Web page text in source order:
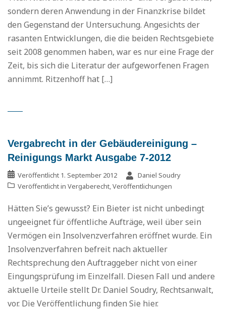
sondern deren Anwendung in der Finanzkrise bildet
den Gegenstand der Untersuchung. Angesichts der
rasanten Entwicklungen, die die beiden Rechtsgebiete
seit 2008 genommen haben, war es nur eine Frage der
Zeit, bis sich die Literatur der aufgeworfenen Fragen
annimmt. Ritzenhoff hat […]
Vergabrecht in der Gebäudereinigung –
Reinigungs Markt Ausgabe 7-2012
Veröffentlicht 1. September 2012
Daniel Soudry
Veröffentlicht in Vergaberecht,Veröffentlichungen
Hätten Sie’s gewusst? Ein Bieter ist nicht unbedingt
ungeeignet für öffentliche Aufträge, weil über sein
Vermögen ein Insolvenzverfahren eröffnet wurde. Ein
Insolvenzverfahren befreit nach aktueller
Rechtsprechung den Auftraggeber nicht von einer
Eingungsprüfung im Einzelfall. Diesen Fall und andere
aktuelle Urteile stellt Dr. Daniel Soudry, Rechtsanwalt,
vor. Die Veröffentlichung finden Sie hier.